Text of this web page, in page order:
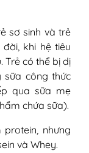
sơ sinh và trẻ
khi hệ tiêu
Trẻ có thể bị dị
sữa công thức
qua sữa mẹ
chứa sữa).
nhưng
và Whey.